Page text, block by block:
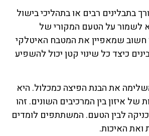
בתבלינים רבים או בתהליכי בישול
לשמור על הטעם המקורי של
חשוב שמאפיין את המטבח האיטלקי
כיצד כל שינוי קטן יכול להשפיע
את הבנת הפיצה כמכלול. היא
איזון בין המרכיבים השונים. זהו
לבין הטעם. המשתתפים לומדים
האיכות.